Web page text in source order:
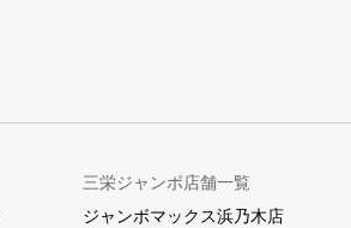
三栄ジャンボ店舗一覧
ジャンボマックス浜乃木店